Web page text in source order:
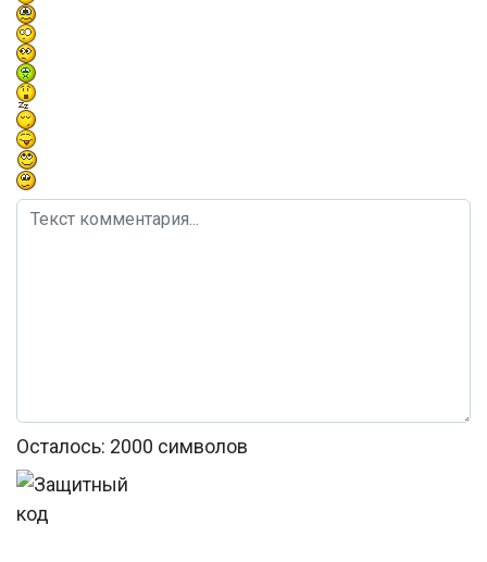
Осталось: 2000 символов